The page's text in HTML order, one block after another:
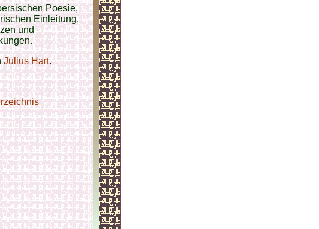
Poesie,
Einleitung,
und
Julius Hart.